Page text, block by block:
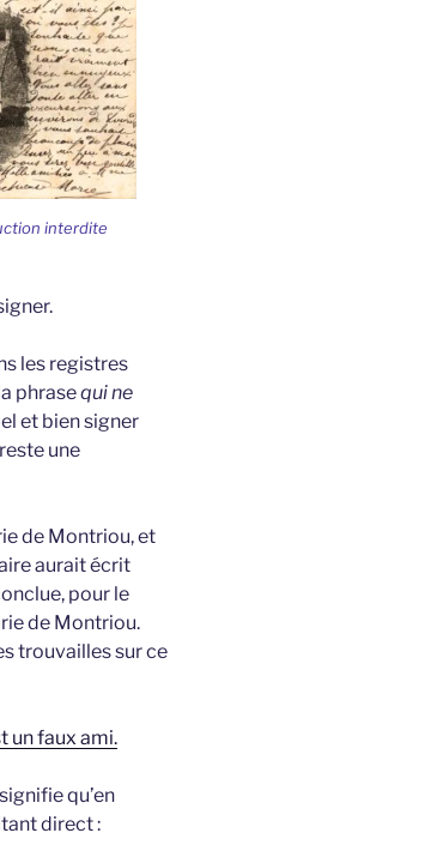
interdite
les registres
phrasequi ne
et bien signer
une
de Montriou, et
aurait écrit
pour le
de Montriou.
trouvailles sur ce
un faux ami.
qu’en
direct :